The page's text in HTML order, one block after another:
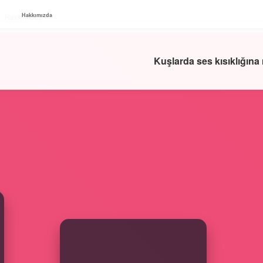
Hakkımızda
Kuşlarda ses
Hakkımızda